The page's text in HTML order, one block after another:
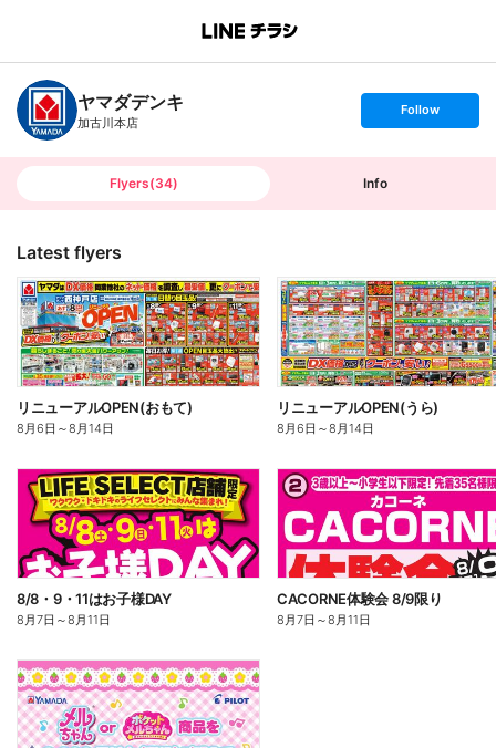
B
n
c
h
T
ヤマダデンキ
加古川本店
s
t
o
Follow
Flyers(34) Info
Latest flyers
リニューアルOPEN(おもて)
8月6日 ～8月14日
リニューアルOPEN(うら)
8月6日 ～8月14日
8/8・9・11はお子様DAY
8月7日 ～8月11日
CACORNE体験会 8/9限り
8月7日 ～8月11日